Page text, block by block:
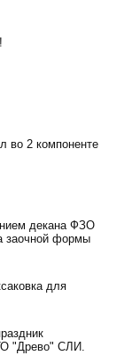
во 2 компоненте
декана ФЗО
заочной формы
для
"Древо" СЛИ.